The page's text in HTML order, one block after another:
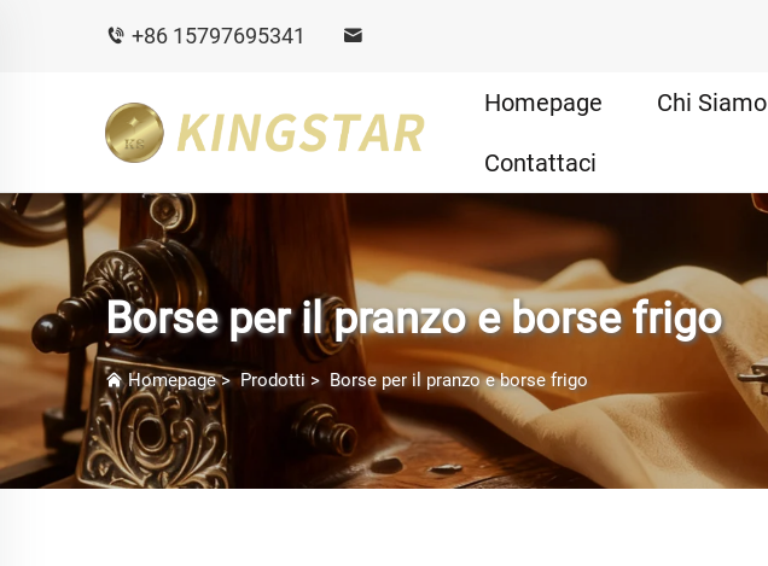
+86 15797695341
Homepage Chi Siamo
Contattaci
Borse per il pranzo e borse frigo
Homepage>Prodotti > Borse per il pranzo e borse frigo